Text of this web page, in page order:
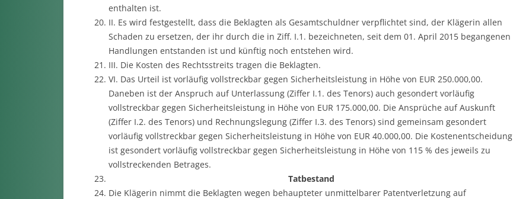
enthalten ist.
II. Es wird festgestellt, dass die Beklagten als Gesamtschuldner verpflichtet sind, der Klägerin allen
Schaden zu ersetzen, der ihr durch die in Ziff. I.1. bezeichneten, seit dem 01. April 2015 begangenen
Handlungen entstanden ist und künftig noch entstehen wird.
III. Die Kosten des Rechtsstreits tragen die Beklagten.
VI. Das Urteil ist vorläufig vollstreckbar gegen Sicherheitsleistung in Höhe von EUR 250.000,00.
Daneben ist der Anspruch auf Unterlassung (Ziffer I.1. des Tenors) auch gesondert vorläufig
vollstreckbar gegen Sicherheitsleistung in Höhe von EUR 175.000,00. Die Ansprüche auf Auskunft
(Ziffer I.2. des Tenors) und Rechnungslegung (Ziffer I.3. des Tenors) sind gemeinsam gesondert
vorläufig vollstreckbar gegen Sicherheitsleistung in Höhe von EUR 40.000,00. Die Kostenentscheidung
ist gesondert vorläufig vollstreckbar gegen Sicherheitsleistung in Höhe von 115 % des jeweils zu
vollstreckenden Betrages.
Tatbestand
Die Klägerin nimmt die Beklagten wegen behaupteter unmittelbarer Patentverletzung auf